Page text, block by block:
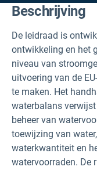
Beschrijving
De leidraad is
ontwikkeling en het
niveau van
uitvoering van de
te maken. Het
waterbalans
beheer van
toewijzing van
waterkwantiteit en
watervoorraden. De